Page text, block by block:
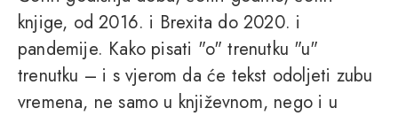
knjige, od 2016. i Brexita do 2020. i
pandemije. Kako pisati "o" trenutku "u"
trenutku – i s vjerom da će tekst odoljeti zubu
vremena, ne samo u književnom, nego i u